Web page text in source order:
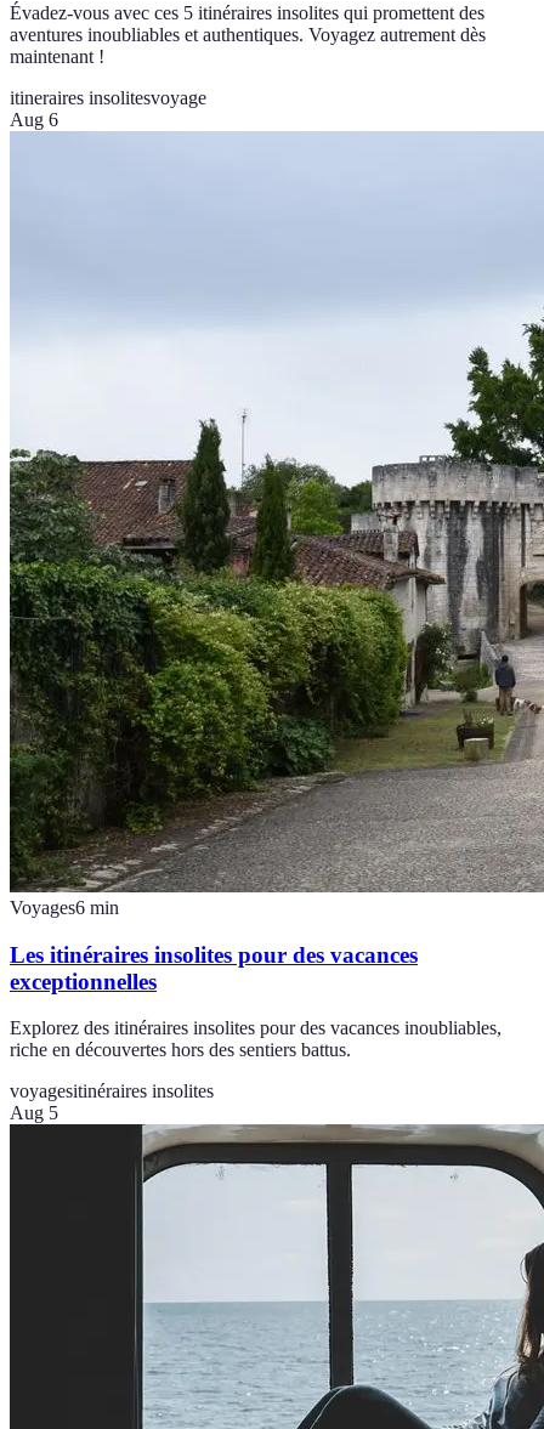
Évadez-vous avec ces 5 itinéraires insolites qui promettent des
aventures inoubliables et authentiques. Voyagez autrement dès
maintenant !
itineraires insolitesvoyage
Aug 6
Voyages6 min
Les itinéraires insolites pour des vacances
exceptionnelles
Explorez des itinéraires insolites pour des vacances inoubliables,
riche en découvertes hors des sentiers battus.
voyagesitinéraires insolites
Aug 5